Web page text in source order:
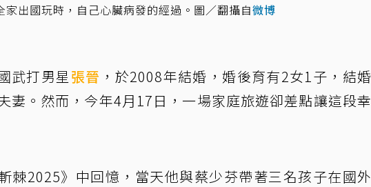
出國玩時，自己心臟病發的經過。圖／翻攝自微博
武打男星 張晉 ，於2008年結婚，婚後育有2女1子，結婚
妻。然而，今年4月17日，一場家庭旅遊卻差點讓這段幸
棘2025》中回憶，當天他與蔡少芬帶著三名孩子在國外